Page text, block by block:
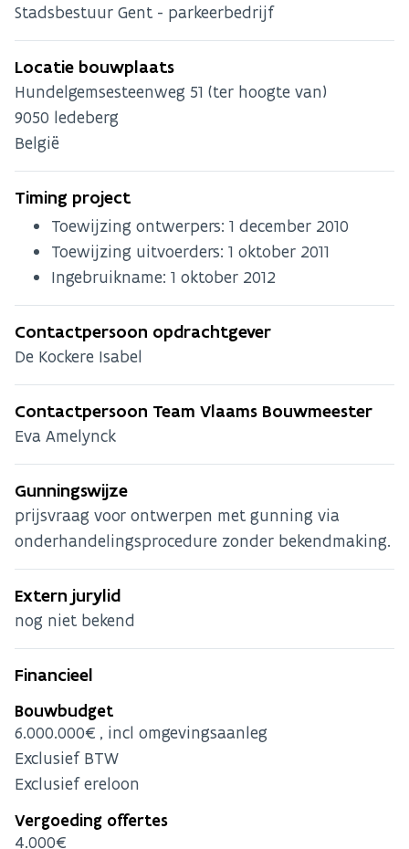
Stadsbestuur Gent - parkeerbedrijf
Locatie bouwplaats
Hundelgemsesteenweg 51 (ter hoogte van)
9050 ledeberg
België
Timing project
Toewijzing ontwerpers: 1 december 2010
Toewijzing uitvoerders: 1 oktober 2011
Ingebruikname: 1 oktober 2012
Contactpersoon opdrachtgever
De Kockere Isabel
Contactpersoon Team Vlaams Bouwmeester
Eva Amelynck
Gunningswijze
prijsvraag voor ontwerpen met gunning via
onderhandelingsprocedure zonder bekendmaking.
Extern jurylid
nog niet bekend
Financieel
Bouwbudget
6.000.000€, incl omgevingsaanleg
Exclusief BTW
Exclusief ereloon
Vergoeding offertes
4.000€